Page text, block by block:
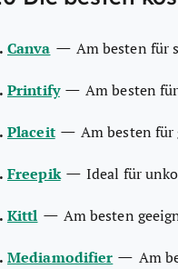
Canva — Am besten für
Printify —Am besten
Placeit — Am besten
Freepik — Ideal für
Kittl — Am besten
Mediamodifier — Am